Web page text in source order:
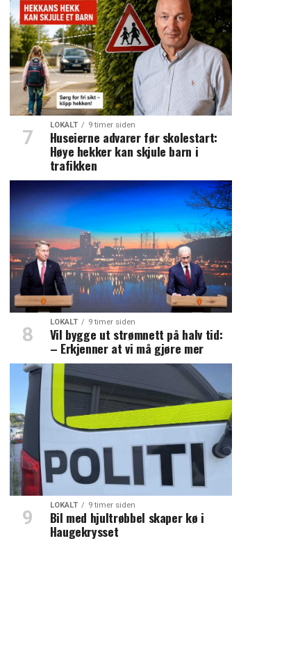
LOKALT 9 timer siden
Huseierne advarer før skolestart:
Høye hekker kan skjule barn i
trafikken
LOKALT 9 timer siden
Vil bygge ut strømnett på halv tid:
– Erkjenner at vi må gjøre mer
LOKALT 9 timer siden
Bil med hjultrøbbel skaper kø i
Haugekrysset